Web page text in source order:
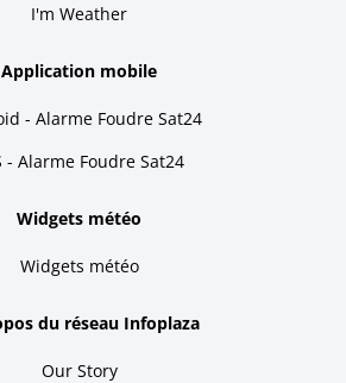
I'm Weather
Application mobile
- Alarme Foudre Sat24
- Alarme Foudre Sat24
Widgets météo
Widgets météo
du réseau Infoplaza
Our Story